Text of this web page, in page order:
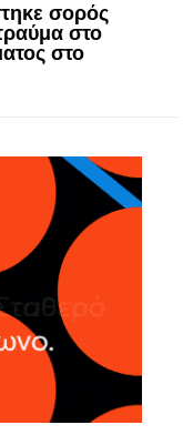
σορός
στο
στο